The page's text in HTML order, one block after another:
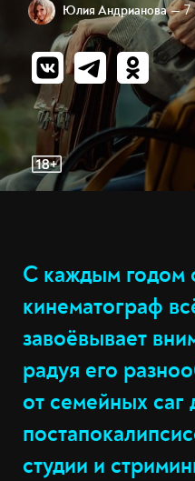
Юлия Андрианова — 7
С каждым годом
кинематограф
завоёвывает
радуя его
от семейных саг
студии и